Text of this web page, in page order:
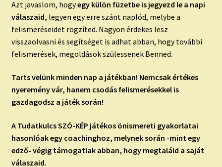
Azt javaslom, hogyegy külön füzetbe is jegyezd le a napi
válaszaid, legyen egy erre szánt naplód, melybe a
felismeréseidet rögzíted. Nagyon érdekes lesz
visszaolvasni és segítséget is adhat abban, hogy további
felismerések, megoldások szülessenek Benned.
Tarts velünk minden nap a játékban! Nemcsak értékes
nyeremény vár, hanem csodás felismerésekkel is
gazdagodsz a játék során!
A Tudatkulcs SZÓ-KÉP játékos önismereti gyakorlatai
hasonlóak egy coachinghoz, melynek során -mint egy
edző- végig támogatlak abban, hogy megtaláld a saját
válaszaid.